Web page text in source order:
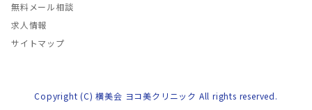
無料メール相談
求人情報
サイトマップ
Copyright (C) 横美会 ヨコ美クリニック All rights reserved.